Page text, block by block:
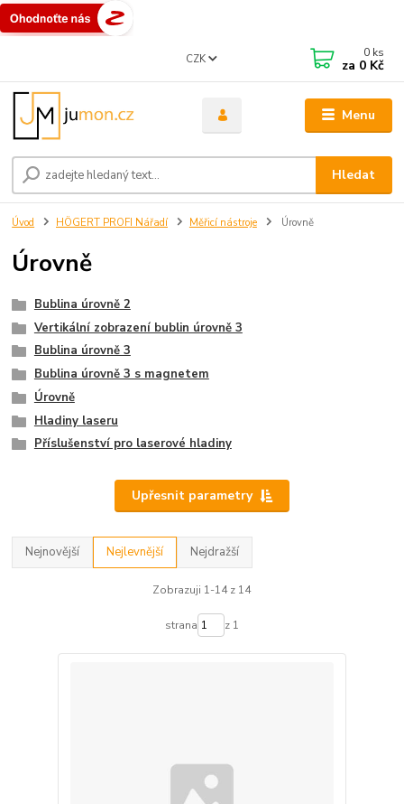
Menu
CZK
Hledat
0 ks
za 0 Kč
Úvod HÖGERT PROFI Nářadí Měřicí nástroje Úrovně
Úrovně
Bublina úrovně 2
Vertikální zobrazení bublin úrovně 3
Bublina úrovně 3
Bublina úrovně 3 s magnetem
Úrovně
Hladiny laseru
Příslušenství pro laserové hladiny
Upřesnit parametry
Nejnovější Nejlevnější Nejdražší
Zobrazuji 1-14 z 14
strana z 1